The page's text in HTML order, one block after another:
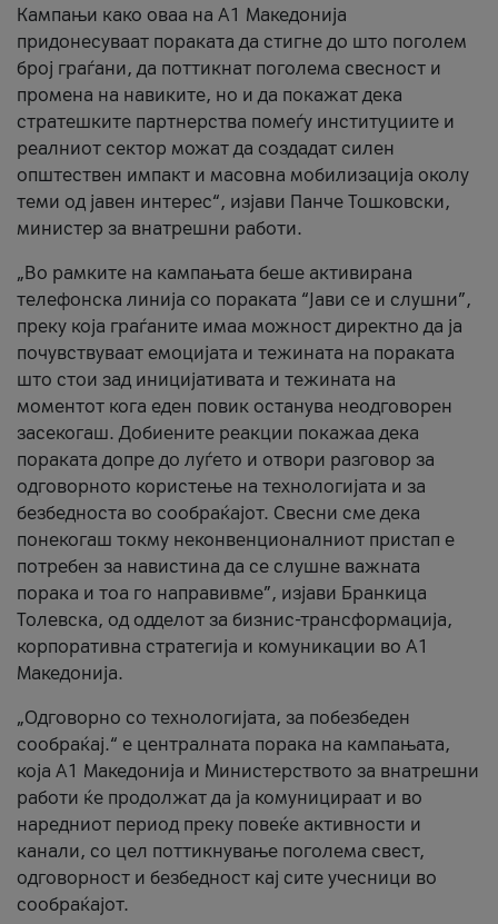
Кампањи како оваа на A1 Македонија
придонесуваат пораката да стигне до што поголем
број граѓани, да поттикнат поголема свесност и
промена на навиките, но и да покажат дека
стратешките партнерства помеѓу институциите и
реалниот сектор можат да создадат силен
општествен импакт и масовна мобилизација околу
теми од јавен интерес“, изјави Панче Тошковски,
министер за внатрешни работи.
„Во рамките на кампањата беше активирана
телефонска линија со пораката “Јави се и слушни”,
преку која граѓаните имаа можност директно да ја
почувствуваат емоцијата и тежината на пораката
што стои зад иницијативата и тежината на
моментот кога еден повик останува неодговорен
засекогаш. Добиените реакции покажаа дека
пораката допре до луѓето и отвори разговор за
одговорното користење на технологијата и за
безбедноста во сообраќајот. Свесни сме дека
понекогаш токму неконвенционалниот пристап е
потребен за навистина да се слушне важната
порака и тоа го направивме”, изјави Бранкица
Толевска, од одделот за бизнис-трансформација,
корпоративна стратегија и комуникации во А1
Македонија.
„Одговорно со технологијата, за побезбеден
сообраќај.“ е централната порака на кампањата,
која A1 Македонија и Министерството за внатрешни
работи ќе продолжат да ја комуницираат и во
наредниот период преку повеќе активности и
канали, со цел поттикнување поголема свест,
одговорност и безбедност кај сите учесници во
сообраќајот.